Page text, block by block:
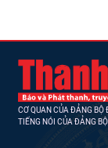
CƠ QUAN CỦA ĐẢNG
TIẾNG NÓI CỦA ĐẢNG